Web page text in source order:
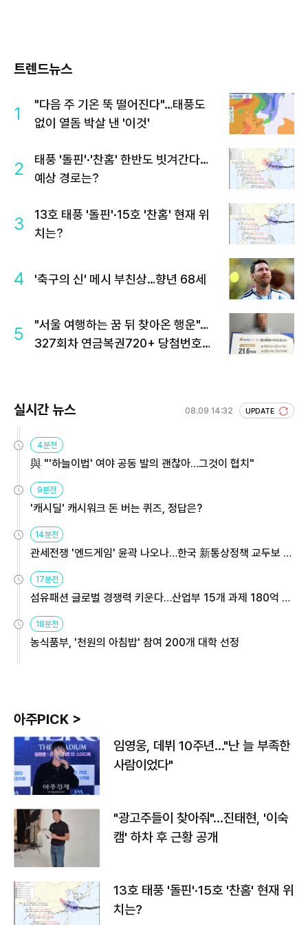
트렌드뉴스
1
"다음 주 기온 뚝 떨어진다"…태풍도
없이 열돔 박살 낸 '이것'
2
태풍 '돌핀'·'찬홈' 한반도 빗겨간다…
예상 경로는?
3
13호 태풍 '돌핀'·15호 '찬홈' 현재 위
치는?
4 '축구의 신' 메시 부친상…향년 68세
5
"서울 여행하는 꿈 뒤 찾아온 행운"…
327회차 연금복권720+ 당첨번호조
실시간 뉴스 08.09 14:32 UPDATE
4분전
與 "'하늘이법' 여야 공동 발의 괜찮아…그것이 협치"
9분전
'캐시딜' 캐시워크 돈 버는 퀴즈, 정답은?
14분전
관세전쟁 '엔드게임' 윤곽 나오나…한국 新통상정책 교두보 활
용해야
17분전
섬유패션 글로벌 경쟁력 키운다…산업부 15개 과제 180억 지
원
18분전
농식품부, '천원의 아침밥' 참여 200개 대학 선정
아주PICK >
임영웅, 데뷔 10주년…"난 늘 부족한
사람이었다"
"광고주들이 찾아줘"…진태현, '이숙
캠' 하차 후 근황 공개
13호 태풍 '돌핀'·15호 '찬홈' 현재 위
치는?